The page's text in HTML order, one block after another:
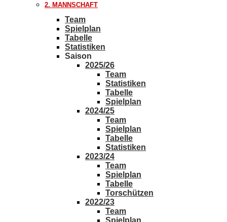
2. MANNSCHAFT
Team
Spielplan
Tabelle
Statistiken
Saison
2025/26
Team
Statistiken
Tabelle
Spielplan
2024/25
Team
Spielplan
Tabelle
Statistiken
2023/24
Team
Spielplan
Tabelle
Torschützen
2022/23
Team
Spielplan